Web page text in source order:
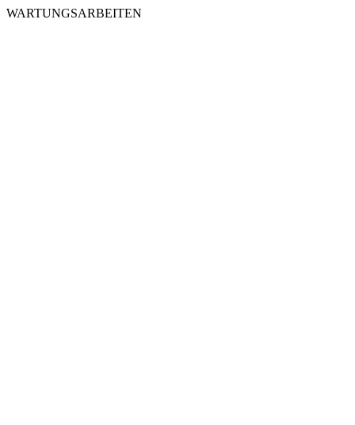
WARTUNGSARBEITEN